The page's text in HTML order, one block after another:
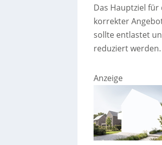
Das Hauptziel
korrekter
sollte entlastet
reduziert werden.
Anzeige